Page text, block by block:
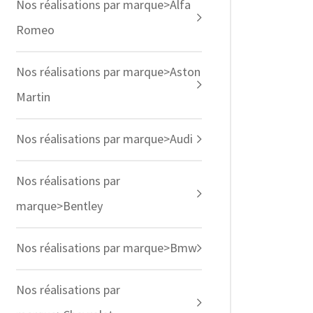
Nos réalisations par marque>Alfa
Romeo
Nos réalisations par marque>Aston
Martin
Nos réalisations par marque>Audi
Nos réalisations par
marque>Bentley
Nos réalisations par marque>Bmw
Nos réalisations par